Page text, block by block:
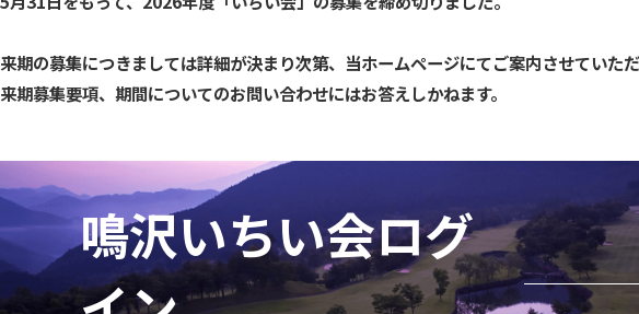
来期の募集につきましては詳細が決まり次第、当ホームページにてご案内させていただ
来期募集要項、期間についてのお問い合わせにはお答えしかねます。